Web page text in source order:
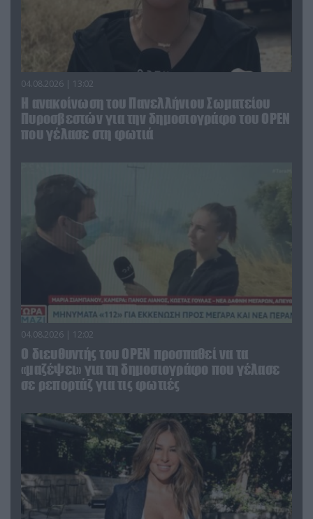
04.08.2026 | 13:02
Η ανακοίνωση του Πανελλήνιου Σωματείου
Πυροσβεστών για την δημοσιογράφο του OPEN
που γέλασε στη φωτιά
04.08.2026 | 12:02
O διευθυντής του OPEN προσπαθεί να τα
«μαζέψει» για τη δημοσιογράφο που γέλασε
σε ρεπορτάζ για τις φωτιές